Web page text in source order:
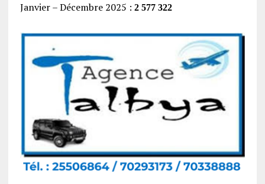
Janvier – Décembre 2025 : 2 577 322